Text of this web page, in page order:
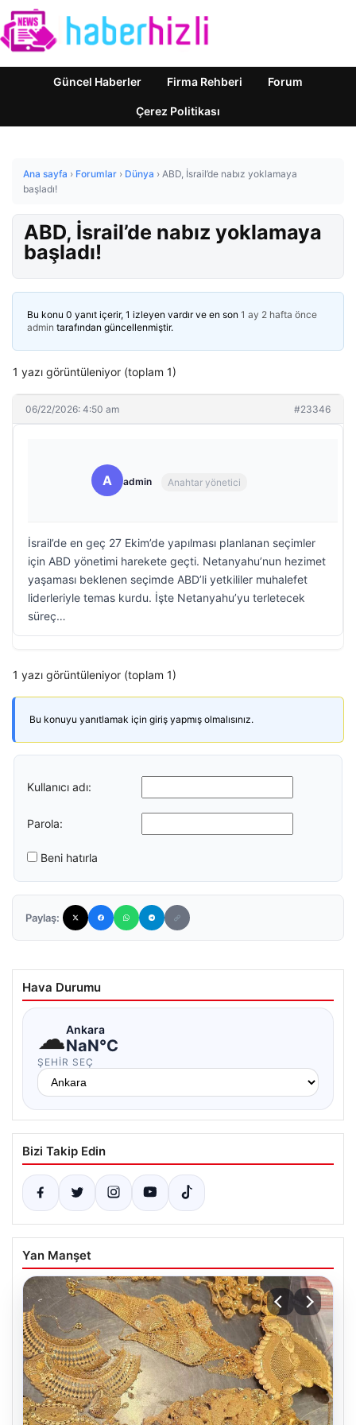
Güncel Haberler Firma Rehberi Forum
Çerez Politikası
Ana sayfa › Forumlar › Dünya › ABD, İsrail’de nabız yoklamaya
başladı!
ABD, İsrail’de nabız yoklamaya
başladı!
Bu konu 0 yanıt içerir, 1 izleyen vardır ve en son 1 ay 2 hafta önce
admin tarafından güncellenmiştir.
1 yazı görüntüleniyor (toplam 1)
06/22/2026: 4:50 am #23346
A admin Anahtar yönetici
İsrail’de en geç 27 Ekim’de yapılması planlanan seçimler
için ABD yönetimi harekete geçti. Netanyahu’nun hezimet
yaşaması beklenen seçimde ABD’li yetkililer muhalefet
liderleriyle temas kurdu. İşte Netanyahu’yu terletecek
süreç…
1 yazı görüntüleniyor (toplam 1)
Bu konuyu yanıtlamak için giriş yapmış olmalısınız.
Kullanıcı adı:
Parola:
Beni hatırla
Paylaş:
Hava Durumu
☁Ankara
NaN°C
ŞEHIR SEÇ
Bizi Takip Edin
Yan Manşet